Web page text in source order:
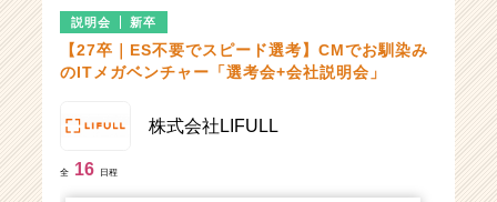
説明会 新卒
【27卒｜ES不要でスピード選考】CMでお馴染み
のITメガベンチャー「選考会+会社説明会」
株式会社LIFULL
全 16 日程